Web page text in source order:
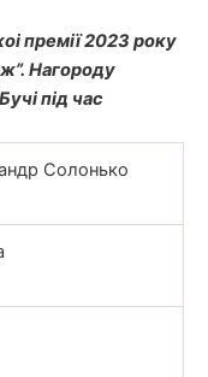
премії 2023 року
Нагороду
під час
Солонько